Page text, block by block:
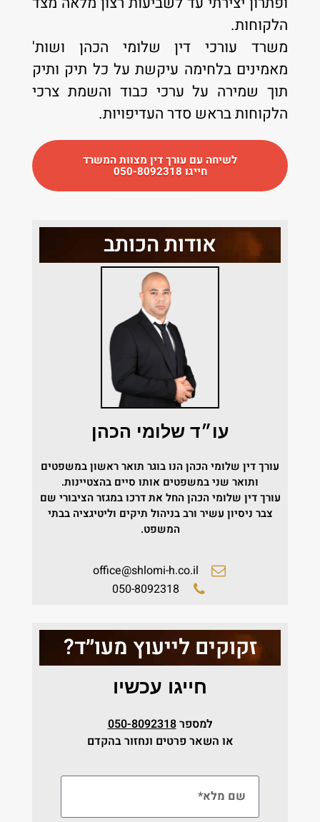
הלקוחות.
משרד עורכי דין שלומי הכהן ושות'
מאמינים בלחימה עיקשת על כל תיק ותיק
תוך שמירה על ערכי כבוד והשמת צרכי
הלקוחות בראש סדר העדיפויות.
לשיחה עם עורך דין מצוות המשרד
חייגו 050-8092318
אודות הכותב
עו״ד שלומי הכהן
עורך דין שלומי הכהן הנו בוגר תואר ראשון במשפטים
ותואר שני במשפטים אותו סיים בהצטיינות.
עורך דין שלומי הכהן החל את דרכו במגזר הציבורי שם
צבר ניסיון עשיר ורב בניהול תיקים וליטיגציה בבתי
המשפט.
office@shlomi-h.co.il
050-8092318
זקוקים לייעוץ מעו״ד?
חייגו עכשיו
למספר050-8092318
או השאר פרטים ונחזור בהקדם